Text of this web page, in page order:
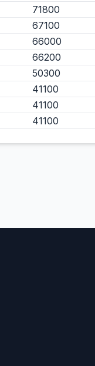
71800
67100
66000
66200
50300
41100
41100
41100